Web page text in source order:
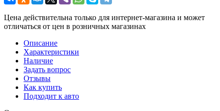
Цена действительна только для интернет-магазина и может
отличаться от цен в розничных магазинах
Описание
Характеристики
Наличие
Задать вопрос
Отзывы
Как купить
Подходит к авто